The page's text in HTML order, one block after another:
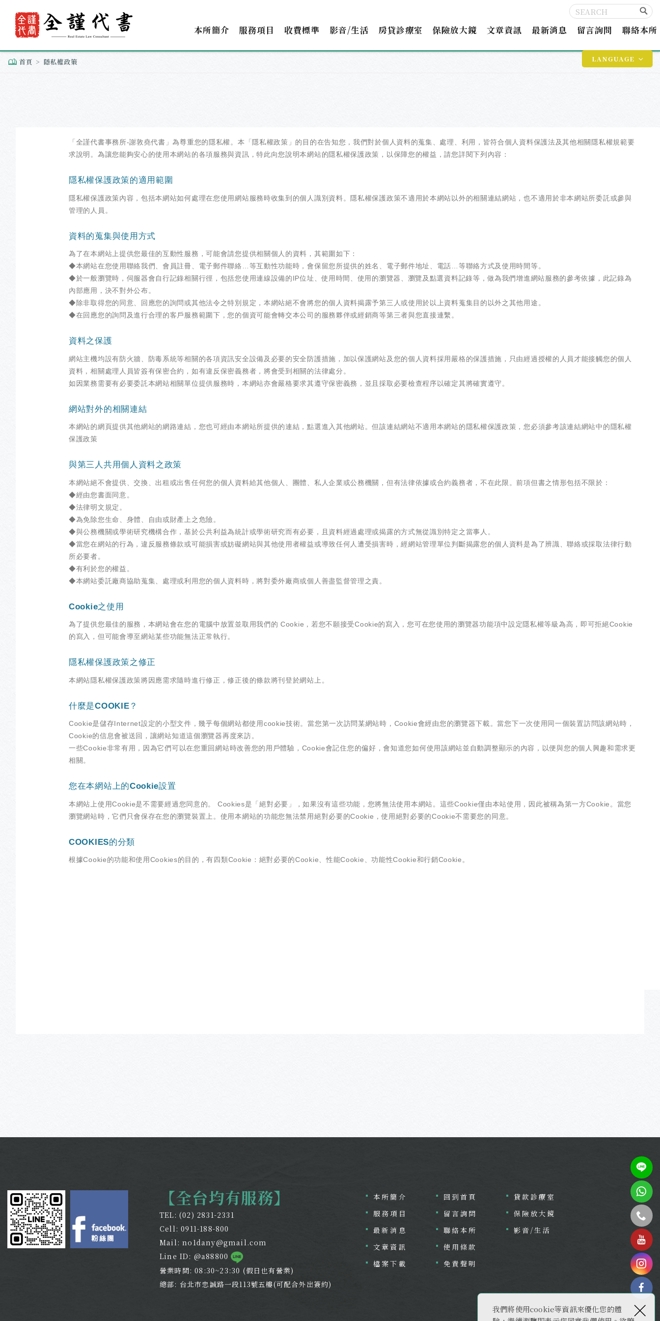
我們將使用cookie等資訊來優化您的體
×
LANGUAGE
本所簡介 服務項目 收費標準 影音/生活 房貸診療室 保險放大鏡 文章資訊 最新消息 留言詢問 聯絡本所
首頁 隱私權政策
tel
【全台均有服務】
TEL: (02) 2831-2331
Cell:0911-188-800
Mail:no1dany@gmail.com
Line ID: @a88800
營業時間: 08:30~23:30 (假日也有營業)
總部: 台北市忠誠路一段113號五樓(可配合外出簽約)
本所簡介
服務項目
最新消息
文章資訊
檔案下載
回到首頁
留言詢問
聯絡本所
使用條款
免責聲明
貸款診療室
保險放大鏡
影音/生活